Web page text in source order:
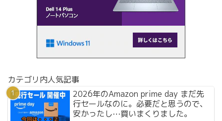
カテゴリ内人気記事
2026年のAmazon prime day まだ先
行セールなのに。必要だと思うので、
安かったし⋯買いまくりました。